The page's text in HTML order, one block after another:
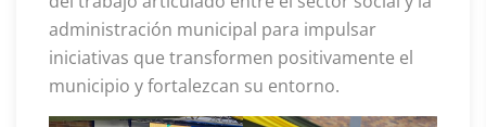
administración municipal para impulsar
iniciativas que transformen positivamente el
municipio y fortalezcan su entorno.